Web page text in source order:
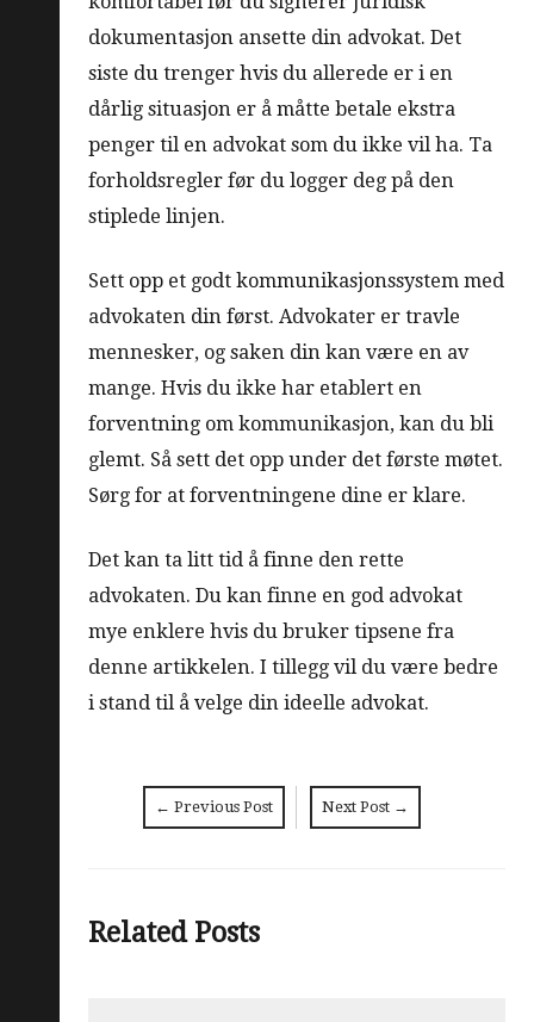
dokumentasjon ansette din advokat. Det
siste du trenger hvis du allerede er i en
dårlig situasjon er å måtte betale ekstra
penger til en advokat som du ikke vil ha. Ta
forholdsregler før du logger deg på den
stiplede linjen.
Sett opp et godt kommunikasjonssystem med
advokaten din først. Advokater er travle
mennesker, og saken din kan være en av
mange. Hvis du ikke har etablert en
forventning om kommunikasjon, kan du bli
glemt. Så sett det opp under det første møtet.
Sørg for at forventningene dine er klare.
Det kan ta litt tid å finne den rette
advokaten. Du kan finne en god advokat
mye enklere hvis du bruker tipsene fra
denne artikkelen. I tillegg vil du være bedre
i stand til å velge din ideelle advokat.
Post
navigation
← Previous Post Next Post →
Related Posts